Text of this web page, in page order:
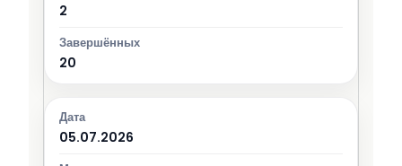
2
20
05.07.2026